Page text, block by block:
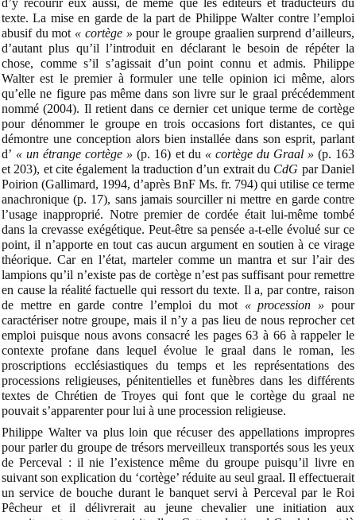
d’y recourir eux aussi, de même que les éditeurs et traducteurs du
texte. La mise en garde de la part de Philippe Walter contre l’emploi
abusif du mot « cortège » pour le groupe graalien surprend d’ailleurs,
d’autant plus qu’il l’introduit en déclarant le besoin de répéter la
chose, comme s’il s’agissait d’un point connu et admis. Philippe
Walter est le premier à formuler une telle opinion ici même, alors
qu’elle ne figure pas même dans son livre sur le graal précédemment
nommé (2004). Il retient dans ce dernier cet unique terme de cortège
pour dénommer le groupe en trois occasions fort distantes, ce qui
démontre une conception alors bien installée dans son esprit, parlant
d’ « un étrange cortège »(p. 16) et du « cortège du Graal » (p. 163
et 203), et cite également la traduction d’un extrait du CdG par Daniel
Poirion (Gallimard, 1994, d’après BnF Ms. fr. 794) qui utilise ce terme
anachronique (p. 17), sans jamais sourciller ni mettre en garde contre
l’usage inapproprié. Notre premier de cordée était lui-même tombé
dans la crevasse exégétique. Peut-être sa pensée a-t-elle évolué sur ce
point, il n’apporte en tout cas aucun argument en soutien à ce virage
théorique. Car en l’état, marteler comme un mantra et sur l’air des
lampions qu’il n’existe pas de cortège n’est pas suffisant pour remettre
en cause la réalité factuelle qui ressort du texte. Il a, par contre, raison
de mettre en garde contre l’emploi du mot « procession » pour
caractériser notre groupe, mais il n’y a pas lieu de nous reprocher cet
emploi puisque nous avons consacré les pages 63 à 66 à rappeler le
contexte profane dans lequel évolue le graal dans le roman, les
proscriptions ecclésiastiques du temps et les représentations des
processions religieuses, pénitentielles et funèbres dans les différents
textes de Chrétien de Troyes qui font que le cortège du graal ne
pouvait s’apparenter pour lui à une procession religieuse.
Philippe Walter va plus loin que récuser des appellations impropres
pour parler du groupe de trésors merveilleux transportés sous les yeux
de Perceval : il nie l’existence même du groupe puisqu’il livre en
suivant son explication du ‘cortège’ réduite au seul graal. Il effectuerait
un service de bouche durant le banquet servi à Perceval par le Roi
Pêcheur et il délivrerait au jeune chevalier une initiation aux